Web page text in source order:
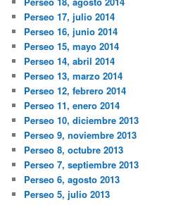
Perseo 17, julio 2014
Perseo 16, junio 2014
Perseo 15, mayo 2014
Perseo 14, abril 2014
Perseo 13, marzo 2014
Perseo 12, febrero 2014
Perseo 11, enero 2014
Perseo 10, diciembre 2013
Perseo 9, noviembre 2013
Perseo 8, octubre 2013
Perseo 7, septiembre 2013
Perseo 6, agosto 2013
Perseo 5, julio 2013